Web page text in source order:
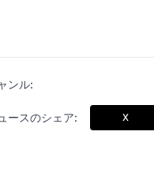
ンル:
ースのシェア: X